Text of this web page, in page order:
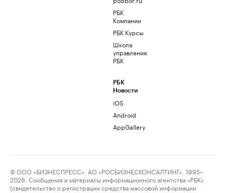
РБК
Компании
РБК Курсы
Школа
управления
РБК
РБК
Новости
iOS
Android
AppGallery
© ООО «БИЗНЕСПРЕСС», АО «РОСБИЗНЕСКОНСАЛТИНГ», 1995–
2026. Сообщения и материалы информационного агентства «РБК»
(свидетельство о регистрации средства массовой информации